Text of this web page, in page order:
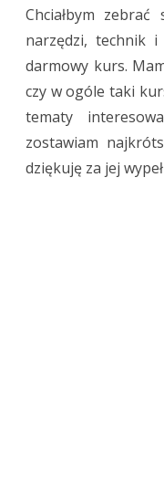
Chciałbym zebrać
narzędzi, technik
darmowy kurs.
czy w ogóle taki
tematy
zostawiam
dziękuję za jej